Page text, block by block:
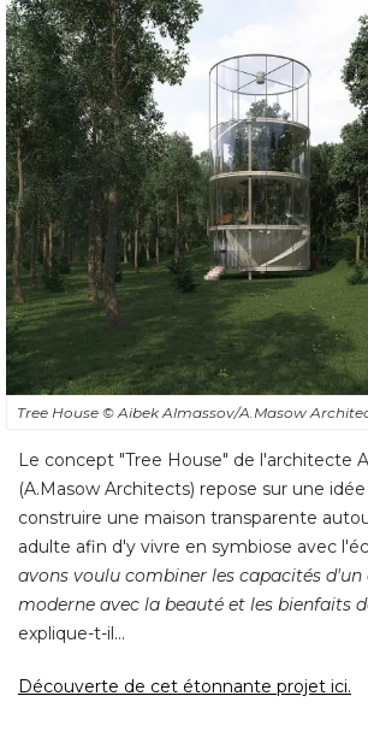
Tree House © Aibek Almassov/A.Masow
Le concept "Tree House" de l'architecte
(A.Masow Architects) repose sur une
construire une maison transparente
adulte afin d'y vivre en symbiose avec
avons voulu combiner les capacités
moderne avec la beauté et les bienfaits
explique-t-il...
Découverte de cet étonnante projet ici.